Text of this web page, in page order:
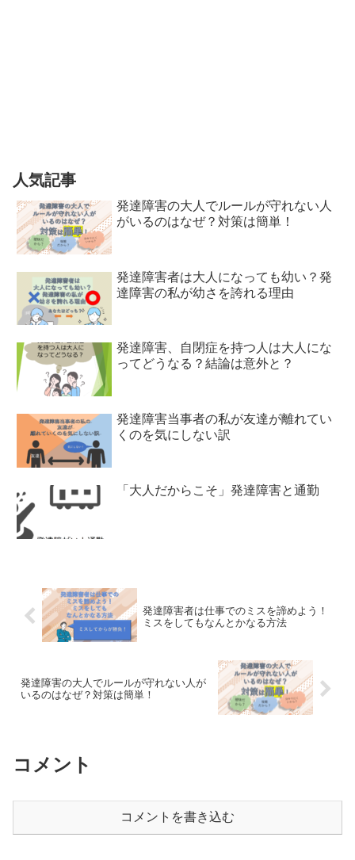
人気記事
発達障害の大人でルールが守れない人
がいるのはなぜ？対策は簡単！
発達障害者は大人になっても幼い？発
達障害の私が幼さを誇れる理由
発達障害、自閉症を持つ人は大人にな
ってどうなる？結論は意外と？
発達障害当事者の私が友達が離れてい
くのを気にしない訳
「大人だからこそ」発達障害と通勤
発達障害者は仕事でのミスを諦めよう！
ミスをしてもなんとかなる方法
発達障害の大人でルールが守れない人が
いるのはなぜ？対策は簡単！
コメント
コメントを書き込む